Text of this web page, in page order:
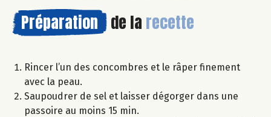
Préparation de la recette
Rincer l’un des concombres et le râper finement
avec la peau.
Saupoudrer de sel et laisser dégorger dans une
passoire au moins 15 min.